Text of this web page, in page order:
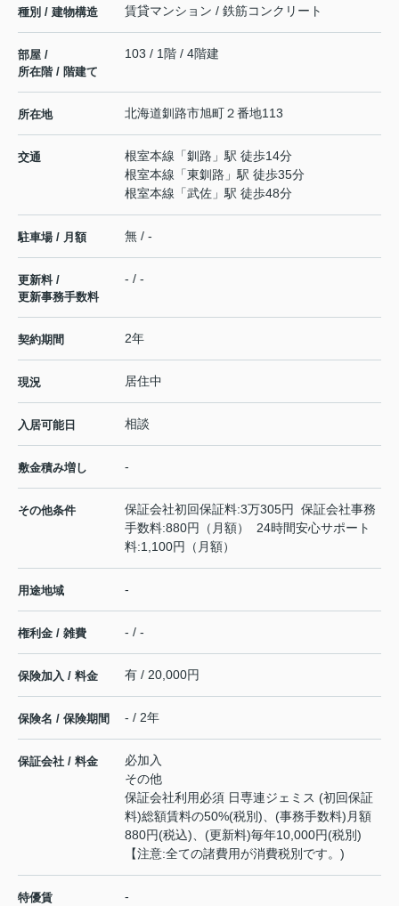
種別 / 建物構造 賃貸マンション / 鉄筋コンクリート
部屋 /
所在階 / 階建て
103 / 1階 / 4階建
所在地 北海道釧路市旭町２番地113
交通 根室本線 「釧路 」駅 徒歩14分
根室本線 「東釧路 」駅 徒歩35分
根室本線 「武佐 」駅 徒歩48分
駐車場 / 月額 無 / -
更新料 /
更新事務手数料
- / -
契約期間 2年
現況 居住中
入居可能日 相談
敷金積み増し -
その他条件
保証会社初回保証料:3万305円 保証会社事務
手数料:880円（月額） 24時間安心サポート
料:1,100円（月額）
用途地域 -
権利金 / 雑費 - / -
保険加入 / 料金 有 / 20,000円
保険名 / 保険期間 - / 2年
保証会社 / 料金
必加入
その他
保証会社利用必須 日専連ジェミス (初回保証
料)総額賃料の50%(税別)、(事務手数料)月額
880円(税込)、(更新料)毎年10,000円(税別)
【注意:全ての諸費用が消費税別です。)
特優賃 -